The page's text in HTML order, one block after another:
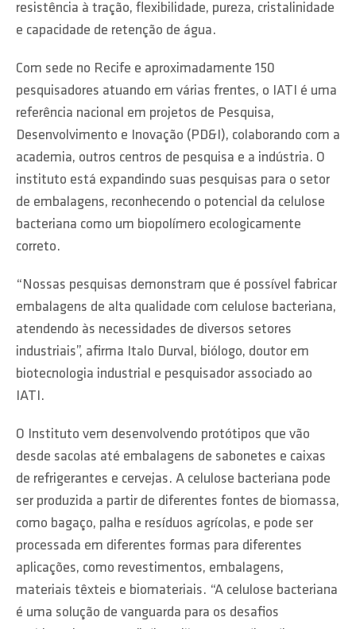
resistência à tração, flexibilidade, pureza, cristalinidade
e capacidade de retenção de água.
Com sede no Recife e aproximadamente 150
pesquisadores atuando em várias frentes, o IATI é uma
referência nacional em projetos de Pesquisa,
Desenvolvimento e Inovação (PD&I), colaborando com a
academia, outros centros de pesquisa e a indústria. O
instituto está expandindo suas pesquisas para o setor
de embalagens, reconhecendo o potencial da celulose
bacteriana como um biopolímero ecologicamente
correto.
“Nossas pesquisas demonstram que é possível fabricar
embalagens de alta qualidade com celulose bacteriana,
atendendo às necessidades de diversos setores
industriais”, afirma Italo Durval, biólogo, doutor em
biotecnologia industrial e pesquisador associado ao
IATI.
O Instituto vem desenvolvendo protótipos que vão
desde sacolas até embalagens de sabonetes e caixas
de refrigerantes e cervejas. A celulose bacteriana pode
ser produzida a partir de diferentes fontes de biomassa,
como bagaço, palha e resíduos agrícolas, e pode ser
processada em diferentes formas para diferentes
aplicações, como revestimentos, embalagens,
materiais têxteis e biomateriais. “A celulose bacteriana
é uma solução de vanguarda para os desafios